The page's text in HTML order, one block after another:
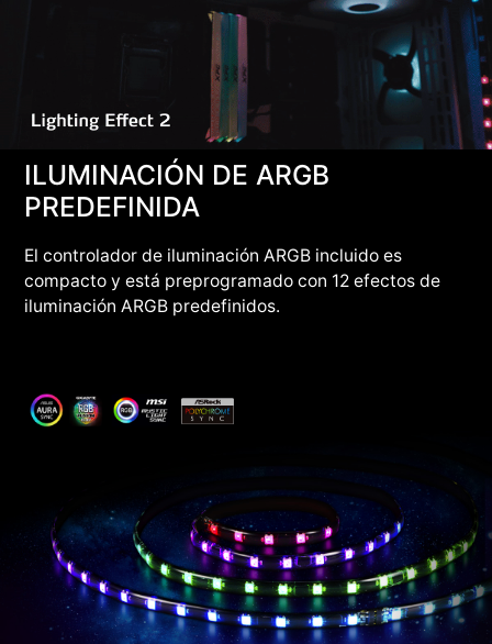
ILUMINACIÓN DE ARGB
PREDEFINIDA
El controlador de iluminación ARGB incluido es
compacto y está preprogramado con 12 efectos de
iluminación ARGB predefinidos.